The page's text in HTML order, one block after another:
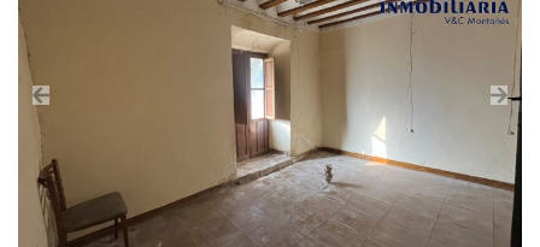
Previous Next